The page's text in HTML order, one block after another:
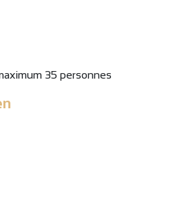
35 personnes